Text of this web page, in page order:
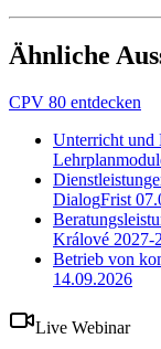
Ähnliche
CPV 80 entdecken
Unterricht und
DialogFrist
Králové 2027-
Betrieb von
14.09.2026
Live Webinar